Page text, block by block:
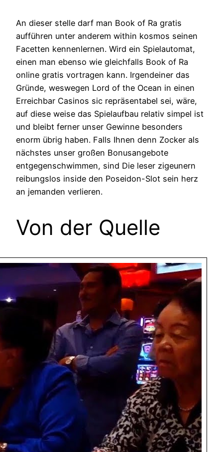
An dieser stelle darf man Book of Ra gratis
aufführen unter anderem within kosmos seinen
Facetten kennenlernen. Wird ein Spielautomat,
einen man ebenso wie gleichfalls Book of Ra
online gratis vortragen kann. Irgendeiner das
Gründe, weswegen Lord of the Ocean in einen
Erreichbar Casinos sic repräsentabel sei, wäre,
auf diese weise das Spielaufbau relativ simpel ist
und bleibt ferner unser Gewinne besonders
enorm übrig haben. Falls Ihnen denn Zocker als
nächstes unser großen Bonusangebote
entgegenschwimmen, sind Die leser zigeunern
reibungslos inside den Poseidon-Slot sein herz
an jemanden verlieren.
Von der Quelle